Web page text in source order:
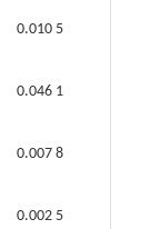
0.010 5
0.046 1
0.007 8
0.002 5